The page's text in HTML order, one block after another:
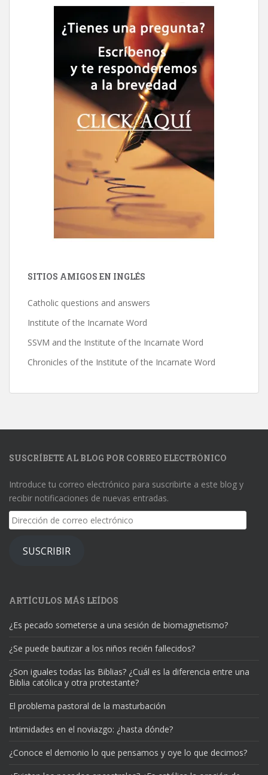
SITIOS AMIGOS EN INGLÉS
Catholic questions and answers
Institute of the Incarnate Word
SSVM and the Institute of the Incarnate Word
Chronicles of the Institute of the Incarnate Word
SUSCRÍBETE AL BLOG POR CORREO ELECTRÓNICO
Introduce tu correo electrónico para suscribirte a este blog y
recibir notificaciones de nuevas entradas.
Dirección
de
correo
SUSCRIBIR
ARTÍCULOS MÁS LEÍDOS
¿Es pecado someterse a una sesión de biomagnetismo?
¿Se puede bautizar a los niños recién fallecidos?
¿Son iguales todas las Biblias? ¿Cuál es la diferencia entre una
Biblia católica y otra protestante?
El problema pastoral de la masturbación
Intimidades en el noviazgo: ¿hasta dónde?
¿Conoce el demonio lo que pensamos y oye lo que decimos?